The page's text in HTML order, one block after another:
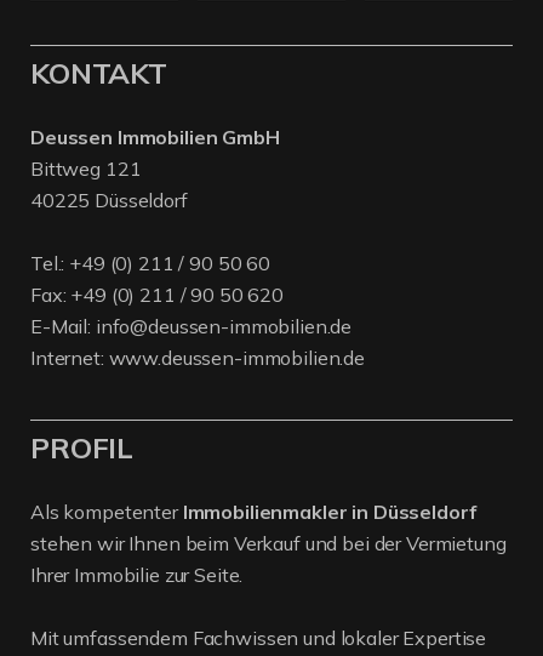
KONTAKT
Deussen Immobilien GmbH
Bittweg 121
40225 Düsseldorf
Tel.: +49 (0) 211 / 90 50 60
Fax: +49 (0) 211 / 90 50 620
E-Mail: info@deussen-immobilien.de
Internet: www.deussen-immobilien.de
PROFIL
Als kompetenter Immobilienmakler in Düsseldorf
stehen wir Ihnen beim Verkauf und bei der Vermietung
Ihrer Immobilie zur Seite.
Mit umfassendem Fachwissen und lokaler Expertise